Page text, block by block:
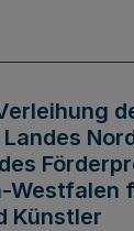
Westfalen
Künstler